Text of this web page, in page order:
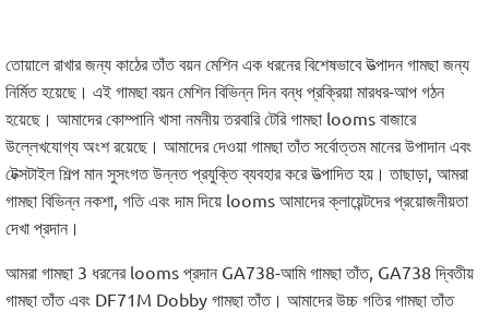
তোয়ালে রাখার জন্য কাঠের তাঁত বয়ন মেশিন এক ধরনের বিশেষভাবে উত্পাদন গামছা জন্য
নির্মিত হয়েছে। এই গামছা বয়ন মেশিন বিভিন্ন দিন বন্ধ প্রক্রিয়া মারধর-আপ গঠন
হয়েছে। আমাদের কোম্পানি খাসা নমনীয় তরবারি টেরি গামছা looms বাজারে
উল্লেখযোগ্য অংশ রয়েছে। আমাদের দেওয়া গামছা তাঁত সর্বোত্তম মানের উপাদান এবং
টেক্সটাইল শিল্প মান সুসংগত উন্নত প্রযুক্তি ব্যবহার করে উত্পাদিত হয়। তাছাড়া, আমরা
গামছা বিভিন্ন নকশা, গতি এবং দাম দিয়ে looms আমাদের ক্লায়েন্টদের প্রয়োজনীয়তা
দেখা প্রদান।
আমরা গামছা 3 ধরনের looms প্রদান GA738-আমি গামছা তাঁত, GA738 দ্বিতীয়
গামছা তাঁত এবং DF71M Dobby গামছা তাঁত। আমাদের উচ্চ গতির গামছা তাঁত